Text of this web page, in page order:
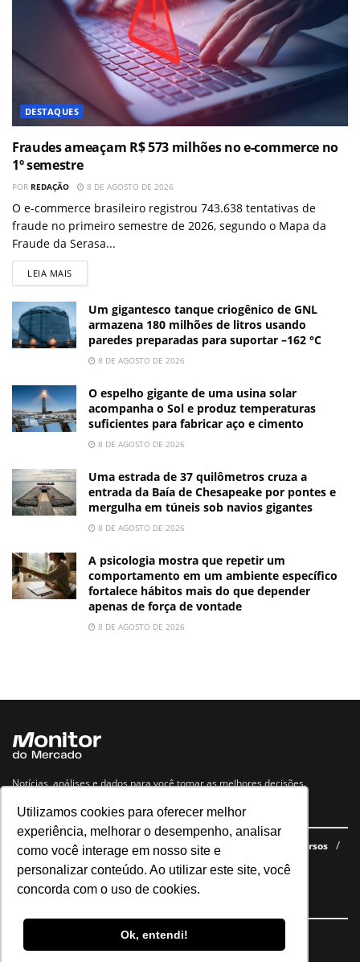
Utilizamos cookies para oferecer melhor
experiência, melhorar o desempenho, analisar
como você interage em nosso site e
personalizar conteúdo. Ao utilizar este site, você
concorda com o uso de cookies.
Ok, entendi!
DESTAQUES
Fraudes ameaçam R$ 573 milhões no e-commerce no
1º semestre
POR REDAÇÃO 8 DE AGOSTO DE 2026
O e-commerce brasileiro registrou 743.638 tentativas de
fraude no primeiro semestre de 2026, segundo o Mapa da
Fraude da Serasa...
LEIA MAIS
Um gigantesco tanque criogênico de GNL
armazena 180 milhões de litros usando
paredes preparadas para suportar –162 °C
8 DE AGOSTO DE 2026
O espelho gigante de uma usina solar
acompanha o Sol e produz temperaturas
suficientes para fabricar aço e cimento
8 DE AGOSTO DE 2026
Uma estrada de 37 quilômetros cruza a
entrada da Baía de Chesapeake por pontes e
mergulha em túneis sob navios gigantes
8 DE AGOSTO DE 2026
A psicologia mostra que repetir um
comportamento em um ambiente específico
fortalece hábitos mais do que depender
apenas de força de vontade
8 DE AGOSTO DE 2026
Notícias, análises e dados para você tomar as melhores decisões.
Navegue no site
Últimas notícias Quem somos E-books gratuitos
Cursos
Política de privacidade